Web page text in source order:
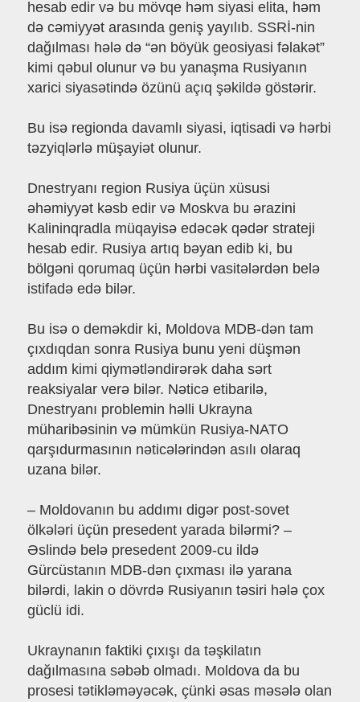
hesab edir və bu mövqe həm siyasi elita, həm
də cəmiyyət arasında geniş yayılıb. SSRİ-nin
dağılması hələ də “ən böyük geosiyasi fəlakət”
kimi qəbul olunur və bu yanaşma Rusiyanın
xarici siyasətində özünü açıq şəkildə göstərir.
Bu isə regionda davamlı siyasi, iqtisadi və hərbi
təzyiqlərlə müşayiət olunur.
Dnestryanı region Rusiya üçün xüsusi
əhəmiyyət kəsb edir və Moskva bu ərazini
Kalininqradla müqayisə edəcək qədər strateji
hesab edir. Rusiya artıq bəyan edib ki, bu
bölgəni qorumaq üçün hərbi vasitələrdən belə
istifadə edə bilər.
Bu isə o deməkdir ki, Moldova MDB-dən tam
çıxdıqdan sonra Rusiya bunu yeni düşmən
addım kimi qiymətləndirərək daha sərt
reaksiyalar verə bilər. Nəticə etibarilə,
Dnestryanı problemin həlli Ukrayna
müharibəsinin və mümkün Rusiya-NATO
qarşıdurmasının nəticələrindən asılı olaraq
uzana bilər.
– Moldovanın bu addımı digər post-sovet
ölkələri üçün presedent yarada bilərmi? –
Əslində belə presedent 2009-cu ildə
Gürcüstanın MDB-dən çıxması ilə yarana
bilərdi, lakin o dövrdə Rusiyanın təsiri hələ çox
güclü idi.
Ukraynanın faktiki çıxışı da təşkilatın
dağılmasına səbəb olmadı. Moldova da bu
prosesi tətikləməyəcək, çünki əsas məsələ olan